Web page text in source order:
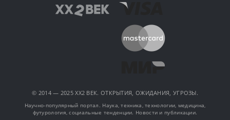
© 2014 — 2025 XX2 ВЕК. ОТКРЫТИЯ, ОЖИДАНИЯ, УГРОЗЫ.
Научно-популярный портал. Наука, техника, технологии, медицина,
футурология, социальные тенденции. Новости и публикации.